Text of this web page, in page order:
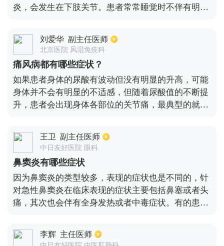
炎，会发生在下肢关节。患者常常睡觉时不伴有明显
在数小时内症状达到高峰，使关节周围软组织出现红
肿热痛。部分患者期间也会伴有头痛发热以及白细胞
升高的症状。也有少部分患者在发病前也会存在疲乏
以及周身不适和关节局部的刺痛。
刘爱华 副主任医师
北京医院 风湿免疫科
痛风病都有哪些症状？
如果患者身体的尿酸有波动但没有明显的升高，可能
身体并不会有明显的不适感，但随着尿酸值的不断提
升，患者会出现身体各部位的关节痛，最典型的就是
症导致的。痛风的疼痛症状一般需要持续几周的时
间，随后疼痛感会逐渐的减退，患者关节红肿等症状
也会逐渐的消失。但如果不治疗、不忌口，痛风的复
发率可达60%。而且因为反复的高尿酸问题会使尿酸
盐结晶侵害到关节的软骨、肌腱导致关节损伤加重的
问题出现。
王卫 副主任医师
中日友好医院 眼科
鼻窦炎有哪些症状
因为鼻窦炎的类型较多，表现的症状也是不同的，针
对急性鼻窦炎在临床表现的症状主要包括鼻塞或者头
痛，其次也会伴有全身发热或者中毒症状。有的患者
患者属于慢性鼻窦炎，表现的症状也是会伴有鼻塞或
者流涕，并且持续时间比较长。持续时间大概在12周
李辉 主任医师